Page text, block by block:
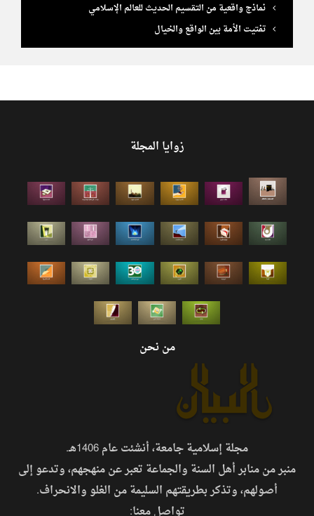
نماذج واقعية من التقسيم الحديث للعالم الإسلامي
تفتيت الأمة بين الواقع والخيال
زوايا المجلة
من نحن
مجلة إسلامية جامعة، أنشئت عام 1406هـ.
منبر من منابر أهل السنة والجماعة تعبر عن منهجهم، وتدعو إلى
أصولهم، وتذكر بطريقتهم السليمة من الغلو والانحراف.